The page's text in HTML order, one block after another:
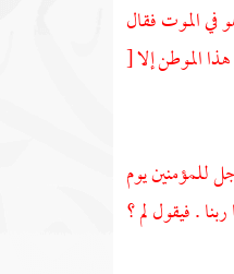
الموت فقال
الموطن إلا[
للمؤمنين يوم
. فيقول لم ؟